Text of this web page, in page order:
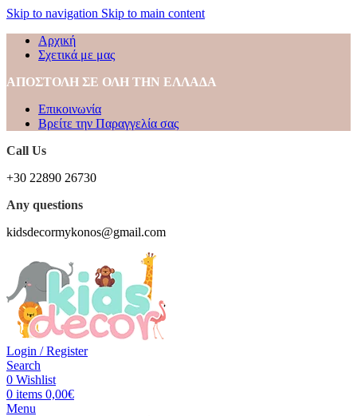
Skip to navigation Skip to main content
Αρχική
Σχετικά με μας
ΑΠΟΣΤΟΛΗ ΣΕ ΟΛΗ ΤΗΝ ΕΛΛΑΔΑ
Επικοινωνία
Βρείτε την Παραγγελία σας
Call Us
+30 22890 26730
Any questions
kidsdecormykonos@gmail.com
Login / Register
Search
0 Wishlist
0 items 0,00€
Menu